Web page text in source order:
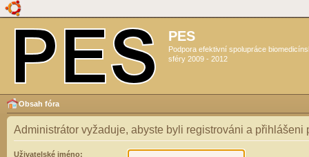
PES
Podpora efektivní spolupráce
sféry 2009 - 2012
Obsah fóra
Administrátor vyžaduje, abyste byli registrováni a přihlášeni
Uživatelské jméno: